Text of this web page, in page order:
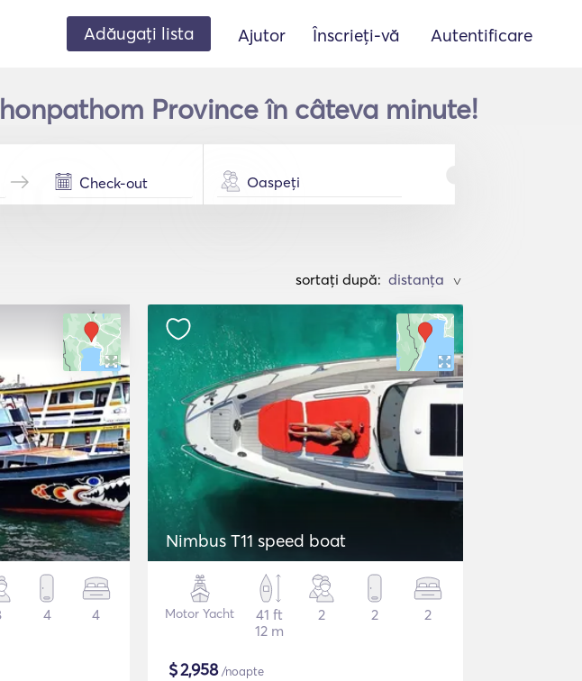
Adăugați lista Ajutor Înscrieți-vă Autentificare
Province în câteva minute!
Oaspeți
sortați după: >
4 4
Nimbus T11 speed boat
Motor Yacht
41 ft
12 m
2 2 2
$2,958/noapte